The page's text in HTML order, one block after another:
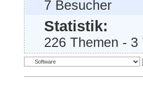
7 Besucher
Statistik:
226 Themen -